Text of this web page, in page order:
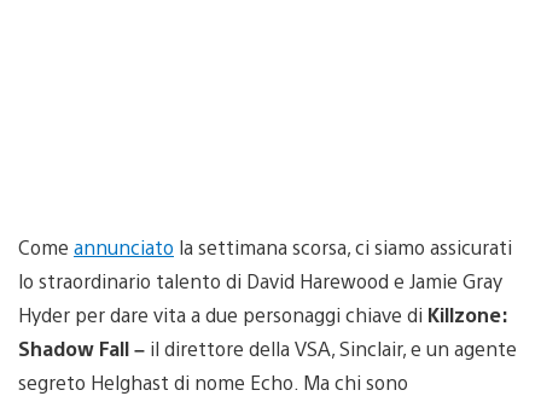
Come annunciato la settimana scorsa, ci siamo assicurati
lo straordinario talento di David Harewood e Jamie Gray
Hyder per dare vita a due personaggi chiave di Killzone:
Shadow Fall – il direttore della VSA, Sinclair, e un agente
segreto Helghast di nome Echo. Ma chi sono